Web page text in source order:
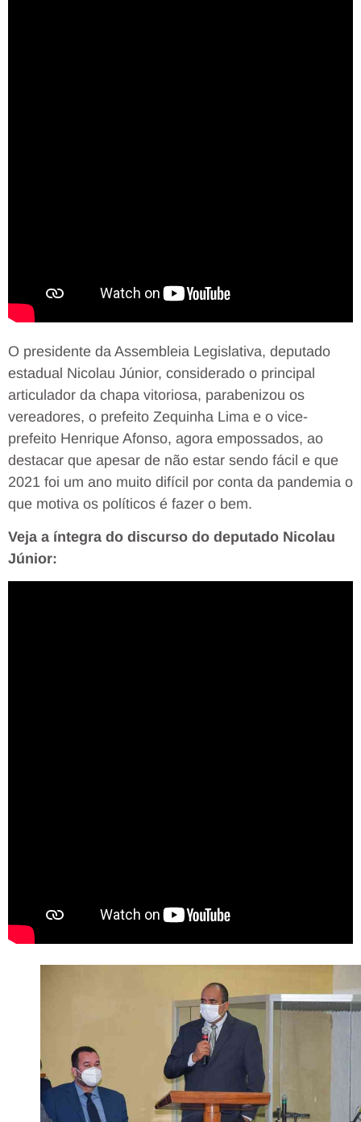
O presidente da Assembleia Legislativa, deputado
estadual Nicolau Júnior, considerado o principal
articulador da chapa vitoriosa, parabenizou os
vereadores, o prefeito Zequinha Lima e o vice-
prefeito Henrique Afonso, agora empossados, ao
destacar que apesar de não estar sendo fácil e que
2021 foi um ano muito difícil por conta da pandemia o
que motiva os políticos é fazer o bem.
Veja a íntegra do discurso do deputado Nicolau
Júnior: